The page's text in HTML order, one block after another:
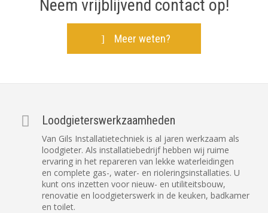
Neem vrijblijvend contact op!
Meer weten?
Loodgieterswerkzaamheden
Van Gils Installatietechniek is al jaren werkzaam als
loodgieter. Als installatiebedrijf hebben wij ruime
ervaring in het repareren van lekke waterleidingen
en complete gas-, water- en rioleringsinstallaties. U
kunt ons inzetten voor nieuw- en utiliteitsbouw,
renovatie en loodgieterswerk in de keuken, badkamer
en toilet.